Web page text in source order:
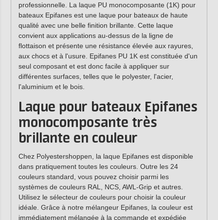
professionnelle. La laque PU monocomposante (1K) pour
bateaux Epifanes est une laque pour bateaux de haute
qualité avec une belle finition brillante. Cette laque
convient aux applications au-dessus de la ligne de
flottaison et présente une résistance élevée aux rayures,
aux chocs et à l'usure. Epifanes PU 1K est constituée d'un
seul composant et est donc facile à appliquer sur
différentes surfaces, telles que le polyester, l'acier,
l'aluminium et le bois.
Laque pour bateaux Epifanes
monocomposante très
brillante en couleur
Chez Polyestershoppen, la laque Epifanes est disponible
dans pratiquement toutes les couleurs. Outre les 24
couleurs standard, vous pouvez choisir parmi les
systèmes de couleurs RAL, NCS, AWL-Grip et autres.
Utilisez le sélecteur de couleurs pour choisir la couleur
idéale. Grâce à notre mélangeur Epifanes, la couleur est
immédiatement mélangée à la commande et expédiée